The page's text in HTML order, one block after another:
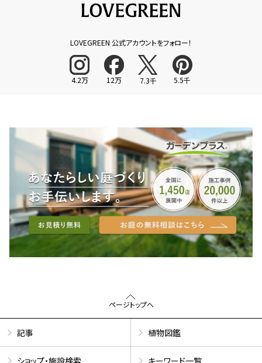
LOVEGREEN 公式アカウントをフォロー！
4.2万 12万 7.3千 5.5千
ページトップへ
記事 植物図鑑
ショップ・施設検索 キーワード一覧